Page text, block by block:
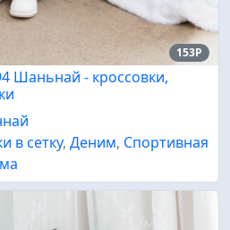
153P
Шаньнай - кроссовки,
в сетку, Деним, Спортивная